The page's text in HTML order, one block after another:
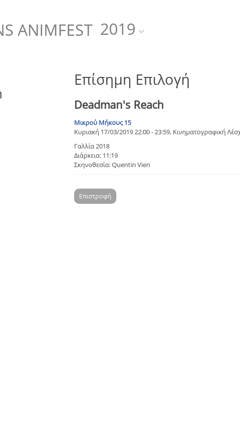
ANIMFEST 2019
Επίσημη Επιλογή
Deadman's Reach
Μικρού Μήκους 15
Κυριακή 17/03/2019 22:00 - 23:59, Κινηματογραφική
Γαλλία 2018
Διάρκεια: 11:19
Σκηνοθεσία: Quentin Vien
Επιστροφή